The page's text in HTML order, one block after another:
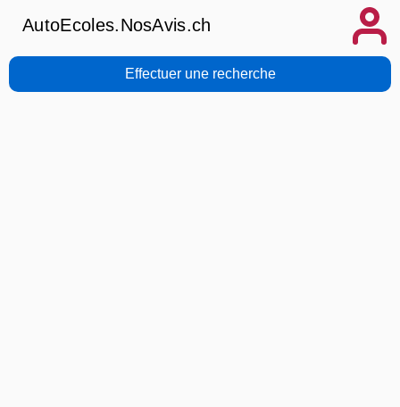
AutoEcoles.NosAvis.ch
Effectuer une recherche